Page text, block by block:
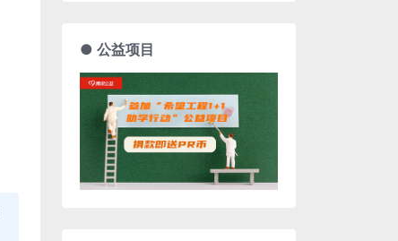
● 公益项目